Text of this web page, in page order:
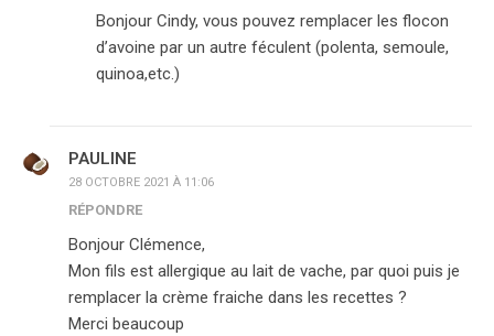
Bonjour Cindy, vous pouvez remplacer les flocon
d’avoine par un autre féculent (polenta, semoule,
quinoa,etc.)
PAULINE
28 OCTOBRE 2021 À 11:06
RÉPONDRE
Bonjour Clémence,
Mon fils est allergique au lait de vache, par quoi puis je
remplacer la crème fraiche dans les recettes ?
Merci beaucoup